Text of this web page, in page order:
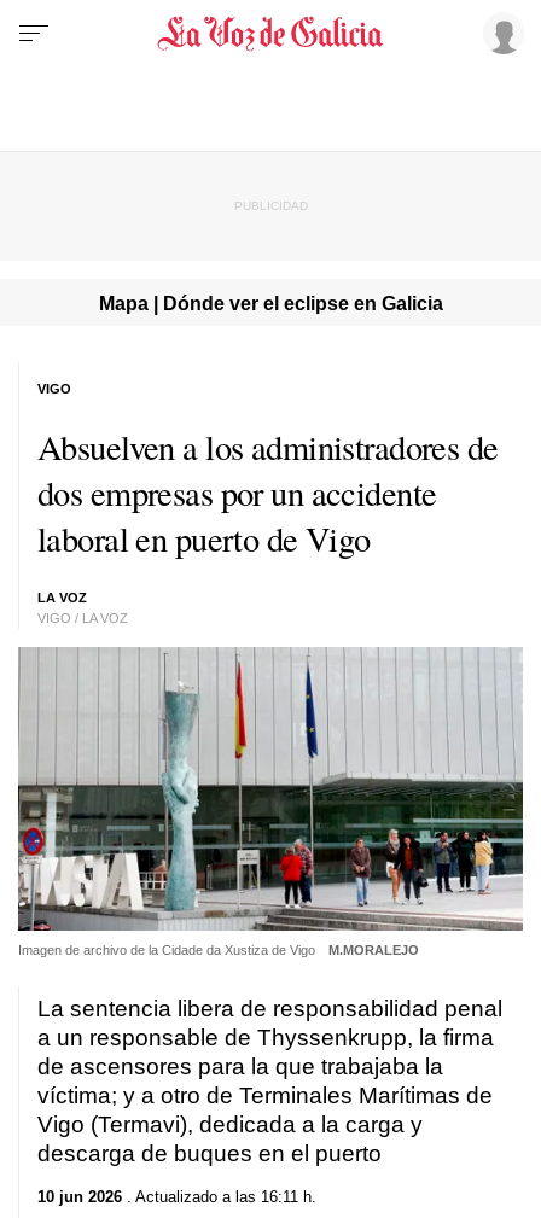
Mapa | Dónde ver el eclipse en Galicia
Absuelven a los administradores de
dos empresas por un accidente
laboral en puerto de Vigo
LA VOZ
VIGO / LA VOZ
VIGO
Imagen de archivo de la Cidade da Xustiza de Vigo M.MORALEJO
La sentencia libera de responsabilidad penal
a un responsable de Thyssenkrupp, la firma
de ascensores para la que trabajaba la
víctima; y a otro de Terminales Marítimas de
Vigo (Termavi), dedicada a la carga y
descarga de buques en el puerto
10 jun 2026 . Actualizado a las 16:11 h.